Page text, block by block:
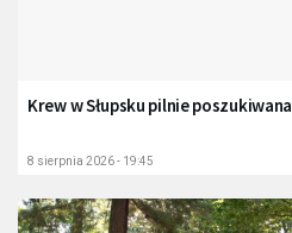
Krew w Słupsku pilnie poszukiwana
8 sierpnia 2026 - 19:45